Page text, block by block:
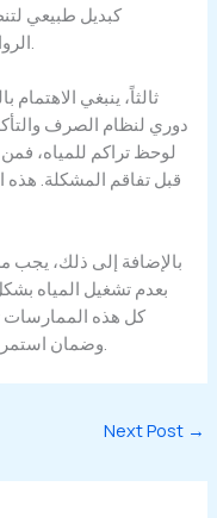
كبديل طبيعي
ثالثاً، ينبغي
دوري لنظام الصرف
لوحظ تراكم للمياه،
قبل تفاقم المشكلة.
بالإضافة إلى ذلك، يجب
بعدم تشغيل المياه
كل هذه الممارسات
وضمان استمرار عمل النظام بشكل جيد دون أية مشاكل.
Next Post →